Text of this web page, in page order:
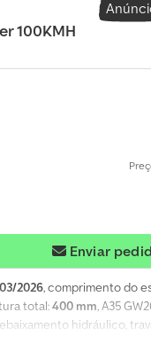
100KMH
Enviar
03/2026, comprimento do
total:400 mm, A35
hidráulico,
robusto soldado